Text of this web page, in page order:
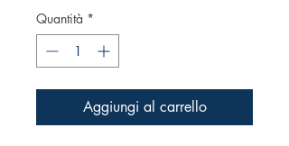
Quantità *
Aggiungi al carrello